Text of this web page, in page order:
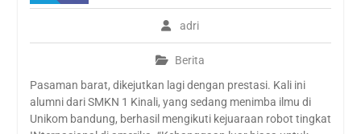
adri
Berita
Pasaman barat, dikejutkan lagi dengan prestasi. Kali ini
alumni dari SMKN 1 Kinali, yang sedang menimba ilmu di
Unikom bandung, berhasil mengikuti kejuaraan robot tingkat